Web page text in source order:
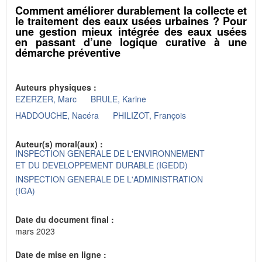
Comment améliorer durablement la collecte et
le traitement des eaux usées urbaines ? Pour
une gestion mieux intégrée des eaux usées
en passant d’une logique curative à une
démarche préventive
Auteurs physiques :
EZERZER, Marc
BRULE, Karine
HADDOUCHE, Nacéra
PHILIZOT, François
Auteur(s) moral(aux) :
INSPECTION GENERALE DE L'ENVIRONNEMENT
ET DU DEVELOPPEMENT DURABLE (IGEDD)
INSPECTION GENERALE DE L'ADMINISTRATION
(IGA)
Date du document final :
mars 2023
Date de mise en ligne :